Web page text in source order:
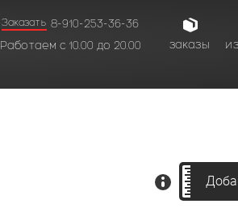
Заказать 8-910-253-36-36
Работаем с 10.00 до 20.00
заказы